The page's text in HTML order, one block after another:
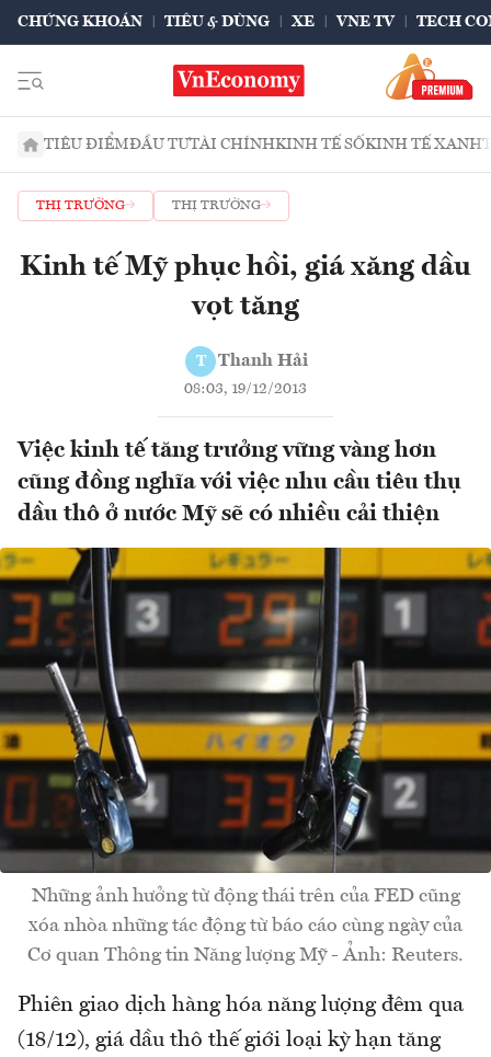
CHỨNG KHOÁN TIÊU & DÙNG XE VNE TV TECH
TIÊU ĐIỂMĐẦU TƯTÀI CHÍNHKINH TẾ SỐKINH TẾ XANH
THỊ TRƯỜNG THỊ TRƯỜNG
Kinh tế Mỹ phục hồi, giá xăng dầu
vọt tăng
T Thanh Hải
08:03, 19/12/2013
Việc kinh tế tăng trưởng vững vàng hơn
cũng đồng nghĩa với việc nhu cầu tiêu thụ
dầu thô ở nước Mỹ sẽ có nhiều cải thiện
Những ảnh hưởng từ động thái trên của FED cũng
xóa nhòa những tác động từ báo cáo cùng ngày của
Cơ quan Thông tin Năng lượng Mỹ - Ảnh: Reuters.
Phiên giao dịch hàng hóa năng lượng đêm qua
(18/12), giá dầu thô thế giới loại kỳ hạn tăng